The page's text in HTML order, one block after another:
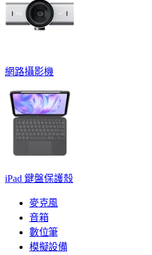
網路攝影機
iPad 鍵盤保護殼
麥克風
音箱
數位筆
模擬設備